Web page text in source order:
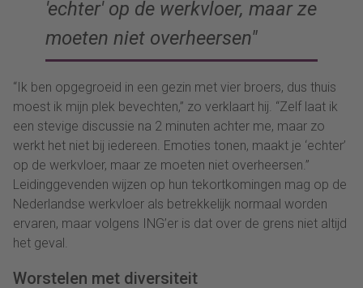
'echter' op de werkvloer, maar ze
moeten niet overheersen
“Ik ben opgegroeid in een gezin met vier broers, dus thuis
moest ik mijn plek bevechten,” zo verklaart hij. “Zelf laat ik
een stevige discussie na 2 minuten achter me, maar zo
werkt het niet bij iedereen. Emoties tonen, maakt je ‘echter’
op de werkvloer, maar ze moeten niet overheersen.”
Leidinggevenden wijzen op hun tekortkomingen mag op de
Nederlandse werkvloer als betrekkelijk normaal worden
ervaren, maar volgens ING’er is dat over de grens niet altijd
het geval.
Worstelen met diversiteit